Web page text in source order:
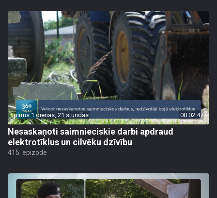
pirms 1 dienas, 21 stundas 00:02:47
Nesaskaņoti saimnieciskie darbi apdraud
elektrotīklus un cilvēku dzīvību
415. epizode